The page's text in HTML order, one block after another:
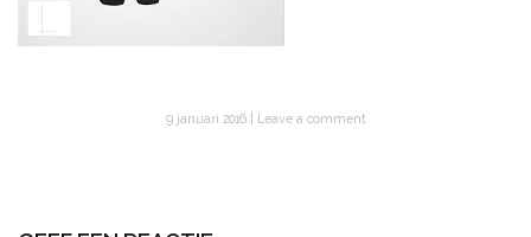
9 januari 2016 Leave a comment